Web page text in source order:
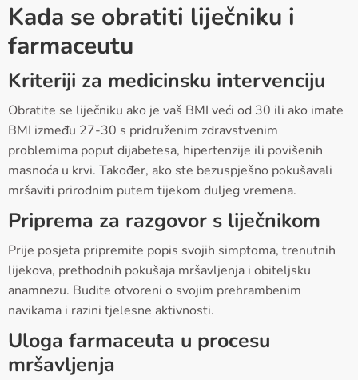
Kada se obratiti liječniku i
farmaceutu
Kriteriji za medicinsku intervenciju
Obratite se liječniku ako je vaš BMI veći od 30 ili ako imate
BMI između 27-30 s pridruženim zdravstvenim
problemima poput dijabetesa, hipertenzije ili povišenih
masnoća u krvi. Također, ako ste bezuspješno pokušavali
mršaviti prirodnim putem tijekom duljeg vremena.
Priprema za razgovor s liječnikom
Prije posjeta pripremite popis svojih simptoma, trenutnih
lijekova, prethodnih pokušaja mršavljenja i obiteljsku
anamnezu. Budite otvoreni o svojim prehrambenim
navikama i razini tjelesne aktivnosti.
Uloga farmaceuta u procesu
mršavljenja